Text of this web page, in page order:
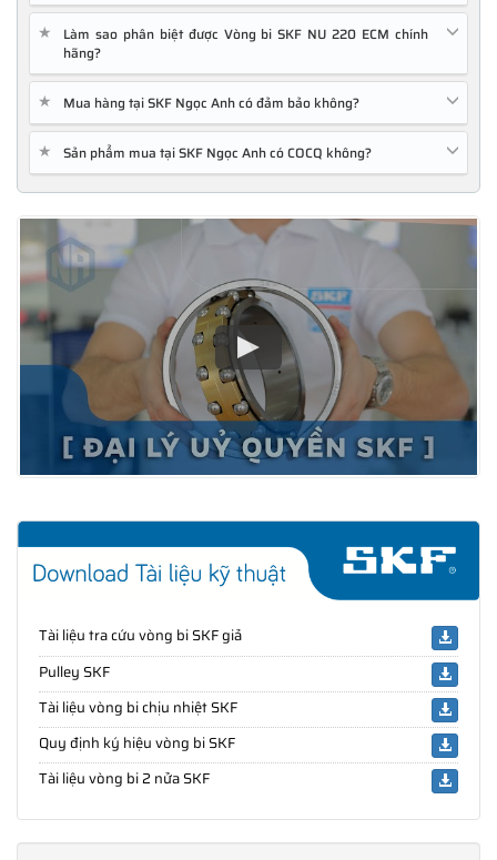
★
Làm sao phân biệt được Vòng bi SKF NU 220 ECM chính
hãng?
★ Mua hàng tại SKF Ngọc Anh có đảm bảo không?
★ Sản phẩm mua tại SKF Ngọc Anh có COCQ không?
Tài liệu tra cứu vòng bi SKF giả
Pulley SKF
Tài liệu vòng bi chịu nhiệt SKF
Quy định ký hiệu vòng bi SKF
Tài liệu vòng bi 2 nửa SKF